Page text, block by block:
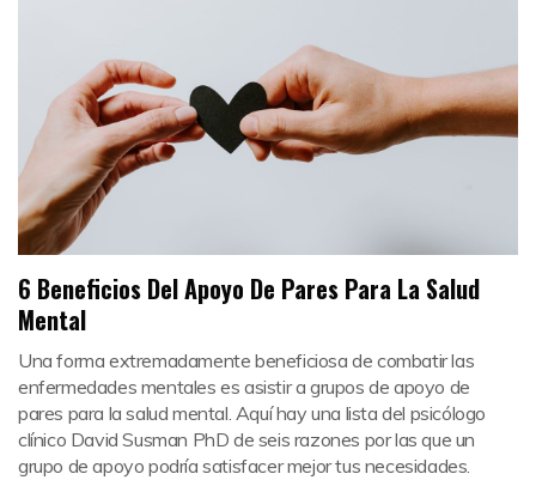
6 Beneficios Del Apoyo De Pares Para La Salud
Mental
Una forma extremadamente beneficiosa de combatir las
enfermedades mentales es asistir a grupos de apoyo de
pares para la salud mental. Aquí hay una lista del psicólogo
clínico David Susman PhD de seis razones por las que un
grupo de apoyo podría satisfacer mejor tus necesidades.